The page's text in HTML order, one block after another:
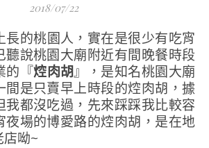
2018/07/22
聽說桃園大廟附近有間晚餐時段
的『焢肉胡』，是知名桃園大廟
間是只賣早上時段的焢肉胡，據
我都沒吃過，先來踩踩我比較容
夜場的博愛路的焢肉胡，是在地
呦~